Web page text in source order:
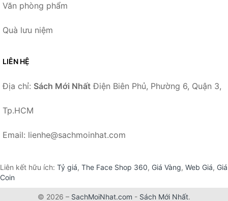
Văn phòng phẩm
Quà lưu niệm
LIÊN HỆ
Địa chỉ: Sách Mới Nhất Điện Biên Phủ, Phường 6, Quận 3,
Tp.HCM
Email: lienhe@sachmoinhat.com
Liên kết hữu ích: Tỷ giá, The Face Shop 360, Giá Vàng, Web Giá, Giá
Coin
© 2026 – SachMoiNhat.com - Sách Mới Nhất.